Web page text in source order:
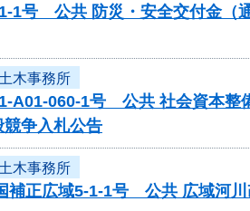
1-1号 公共 防災・安全交付金（
木事務所
1-A01-060-1号 公共 社会資本
争入札公告
木事務所
補正広域5-1-1号 公共 広域河